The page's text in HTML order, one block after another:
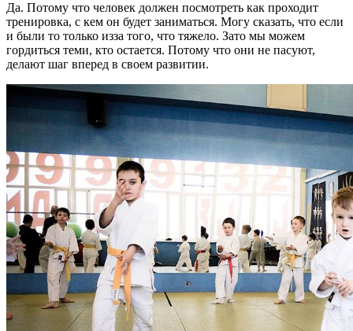
Да. Потому что человек должен посмотреть как проходит
тренировка, с кем он будет заниматься. Могу сказать, что если
и были то только из­за того, что тяжело. Зато мы можем
гордиться теми, кто остается. Потому что они не пасуют,
делают шаг вперед в своем развитии.